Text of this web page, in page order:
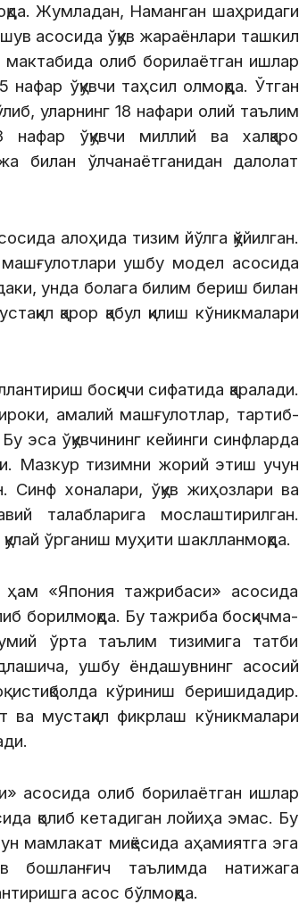
Жумладан, Наманган шаҳридаги
асосида ўқув жараёнлари ташкил
олиб борилаётган ишлар
ўқувчи таҳсил олмоқда. Ўтган
уларнинг 18 нафари олий таълим
нафар ўқувчи миллий ва халқаро
билан ўлчанаётганидан далолат
алоҳида тизим йўлга қўйилган.
ушбу модел асосида
унда болага билим бериш билан
қарор қабул қилиш кўникмалари
босқичи сифатида қаралади.
амалий машғулотлар, тартиб-
эса ўқувчининг кейинги синфларда
Мазкур тизимни жорий этиш учун
Синф хоналари, ўқув жиҳозлари ва
талабларига мослаштирилган.
ўрганиш муҳити шаклланмоқда.
«Япония тажрибаси» асосида
борилмоқда. Бу тажриба босқичма-
ўрта таълим тизимига татбиқ
ушбу ёндашувнинг асосий
истиқболда кўриниш беришидадир.
ва мустақил фикрлаш кўникмалари
асосида олиб борилаётган ишлар
қолиб кетадиган лойиҳа эмас. Бу
мамлакат миқёсида аҳамиятга эга
таълимда натижага
асос бўлмоқда.